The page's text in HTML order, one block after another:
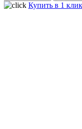
Купить в 1 клик